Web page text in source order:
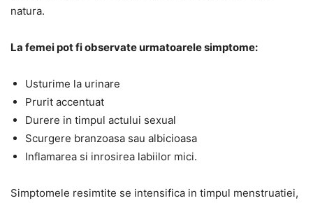
natura.
La femei pot fi observate urmatoarele simptome:
Usturime la urinare
Prurit accentuat
Durere in timpul actului sexual
Scurgere branzoasa sau albicioasa
Inflamarea si inrosirea labiilor mici.
Simptomele resimtite se intensifica in timpul menstruatiei,